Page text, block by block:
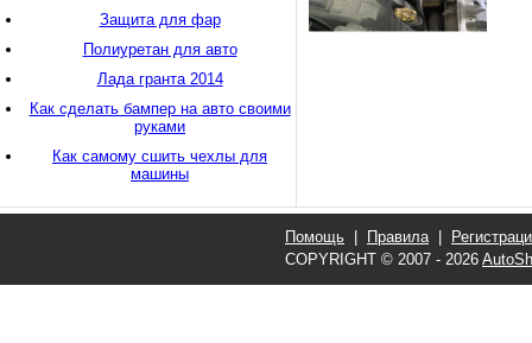
Защита для фар
Полиуретан для авто
Лада гранта 2014
Как сделать бампер на авто своими
руками
Как самому сшить чехлы для
машины
Помощь Правила|
COPYRIGHT © 2007 - 2026